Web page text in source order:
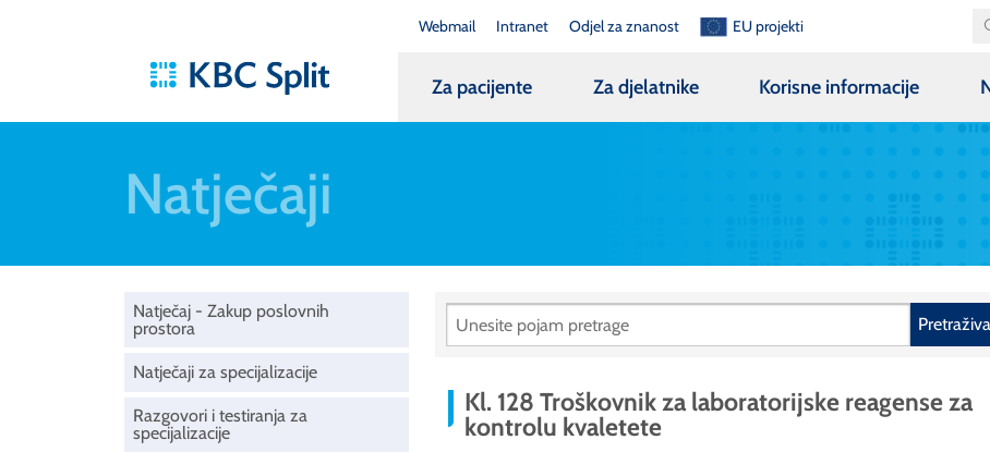
Webmail Intranet Odjel za znanost EU projekti
Za pacijente Za djelatnike Korisne informacije
Natječaji
Natječaj - Zakup poslovnih
prostora
Natječaji za specijalizacije
Razgovori i testiranja za
specijalizacije
Kl. 128 Troškovnik za laboratorijske reagense za
kontrolu kvaletete